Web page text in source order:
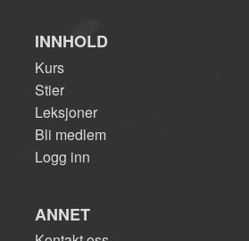
INNHOLD
Kurs
Stier
Leksjoner
Bli medlem
Logg inn
ANNET